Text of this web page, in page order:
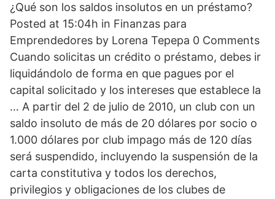
¿Qué son los saldos insolutos en un préstamo?
Posted at 15:04h in Finanzas para
Emprendedores by Lorena Tepepa 0 Comments
Cuando solicitas un crédito o préstamo, debes ir
liquidándolo de forma en que pagues por el
capital solicitado y los intereses que establece la
… A partir del 2 de julio de 2010, un club con un
saldo insoluto de más de 20 dólares por socio o
1.000 dólares por club impago más de 120 días
será suspendido, incluyendo la suspensión de la
carta constitutiva y todos los derechos,
privilegios y obligaciones de los clubes de